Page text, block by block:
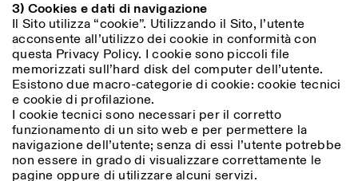
ISTITUTO SVIZZERO
MILANO
Sede di Milano
Via Vecchio Politecnico 3
20121 Milano
+39 02 76 01 61 18
ORARI MOSTRE:
I’ll miss you when I scroll
away:
Lunedì/Venerdì: 11:00-
17:00
3) Cookies e dati di navigazione
Il Sito utilizza “cookie”. Utilizzando il Sito, l’utente
acconsente all’utilizzo dei cookie in conformità con
questa Privacy Policy. I cookie sono piccoli file
memorizzati sull’hard disk del computer dell’utente.
Esistono due macro-categorie di cookie: cookie tecnici
e cookie di profilazione.
I cookie tecnici sono necessari per il corretto
funzionamento di un sito web e per permettere la
navigazione dell’utente; senza di essi l’utente potrebbe
non essere in grado di visualizzare correttamente le
pagine oppure di utilizzare alcuni servizi.